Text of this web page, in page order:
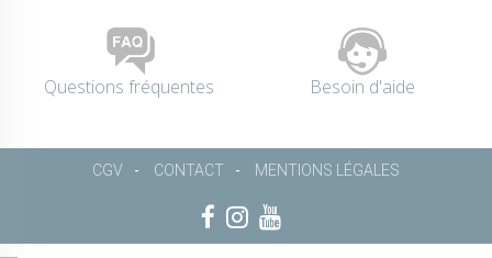
Questions fréquentes Besoin d'aide
CGV CONTACT MENTIONS LÉGALES